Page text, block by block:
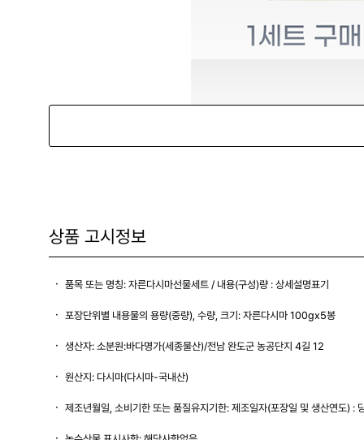
상품 고시정보
품목 또는 명칭: 자른다시마선물세트 / 내용(구성)량 : 상세설명표기
포장단위별 내용물의 용량(중량), 수량, 크기: 자른다시마 100gx5봉
생산자: 소분원:바다명가(세종물산)/전남 완도군 농공단지 4길 12
원산지: 다시마(다시마-국내산)
제조년월일, 소비기한 또는 품질유지기한: 제조일자(포장일 및 생산연도) :